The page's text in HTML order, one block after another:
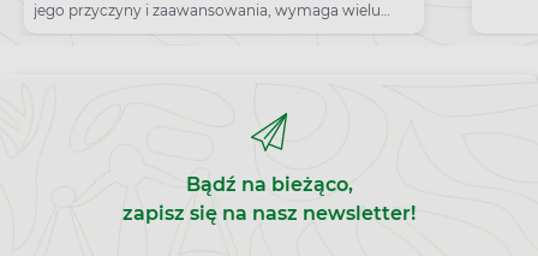
jego przyczyny i zaawansowania, wymaga wielu
ćwiczeń.
Bądź na bieżąco,
zapisz się na nasz newsletter!